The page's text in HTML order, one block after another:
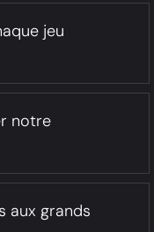
jeu
notre
aux grands